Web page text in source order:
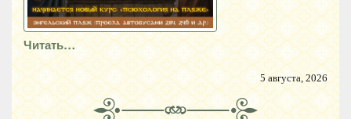
Читать…
5 августа, 2026